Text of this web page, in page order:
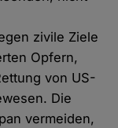
zivile Ziele
Opfern,
von US-
Die
vermeiden,